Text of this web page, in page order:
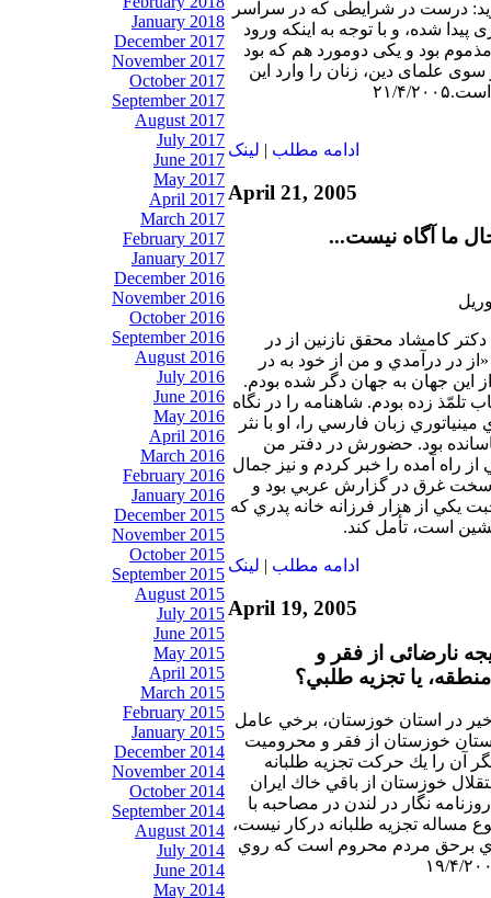
January 2018
December 2017
November 2017
October 2017
September 2017
August 2017
July 2017
June 2017
May 2017
April 2017
March 2017
February 2017
January 2017
December 2016
November 2016
October 2016
September 2016
August 2016
July 2016
June 2016
May 2016
April 2016
March 2016
February 2016
January 2016
December 2015
November 2015
October 2015
September 2015
August 2015
July 2015
June 2015
May 2015
April 2015
March 2015
February 2015
January 2015
December 2014
November 2014
October 2014
September 2014
August 2014
July 2014
June 2014
May 2014
درست در شرايطی که در سراسر
پيدا شده، و با توجه به اينکه ورود
بود و يکی دومورد هم که بود
علمای دين، زنان را وارد اين
۲۰۰۵
ادامه مطلب | لينک
April 21, 2005
ما آگاه نيست...
كامشاد محقق نازنين از در
در درآمدي و من از خود به در
اين جهان به جهان دگر شده بودم.
تلمّذ زده بودم. شاهنامه را در نگاه
زبان فارسي را، او با نثر
بود. حضورش در دفتر من
از راه آمده را خبر كردم و نيز جمال
سخت غرق در گزارش عربي بود و
يكي از هزار فرزانه خانه پدري كه
است، تأمل كند.
ادامه مطلب | لينک
April 19, 2005
نارضائی از فقر و
يا تجزيه طلبي؟
در استان خوزستان، برخي عامل
خوزستان از فقر و محروميت
آن را يك حركت تجزيه طلبانه
خوزستان از باقي خاك ايران
نگار در لندن در مصاحبه با
مساله تجزيه طلبانه دركار نيست،
برحق مردم محروم است كه روي